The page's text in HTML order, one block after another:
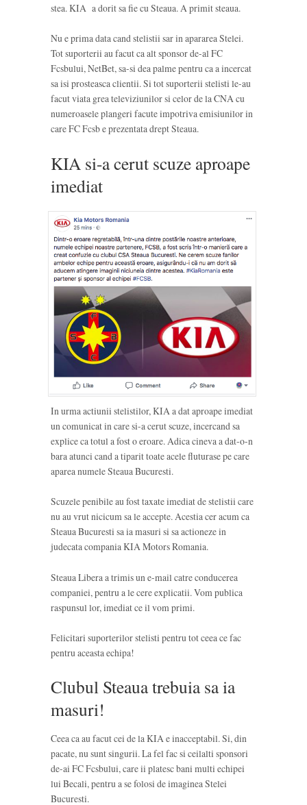
stea. KIA a dorit sa fie cu Steaua. A primit steaua.
Nu e prima data cand stelistii sar in apararea Stelei.
Tot suporterii au facut ca alt sponsor de-al FC
Fcsbului, NetBet, sa-si dea palme pentru ca a incercat
sa isi prosteasca clientii. Si tot suporterii stelisti le-au
facut viata grea televiziunilor si celor de la CNA cu
numeroasele plangeri facute impotriva emisiunilor in
care FC Fcsb e prezentata drept Steaua.
KIA si-a cerut scuze aproape
imediat
In urma actiunii stelistilor, KIA a dat aproape imediat
un comunicat in care si-a cerut scuze, incercand sa
explice ca totul a fost o eroare. Adica cineva a dat-o-n
bara atunci cand a tiparit toate acele fluturase pe care
aparea numele Steaua Bucuresti.
Scuzele penibile au fost taxate imediat de stelistii care
nu au vrut nicicum sa le accepte. Acestia cer acum ca
Steaua Bucuresti sa ia masuri si sa actioneze in
judecata compania KIA Motors Romania.
Steaua Libera a trimis un e-mail catre conducerea
companiei, pentru a le cere explicatii. Vom publica
raspunsul lor, imediat ce il vom primi.
Felicitari suporterilor stelisti pentru tot ceea ce fac
pentru aceasta echipa!
Clubul Steaua trebuia sa ia
masuri!
Ceea ca au facut cei de la KIA e inacceptabil. Si, din
pacate, nu sunt singurii. La fel fac si ceilalti sponsori
de-ai FC Fcsbului, care ii platesc bani multi echipei
lui Becali, pentru a se folosi de imaginea Stelei
Bucuresti.